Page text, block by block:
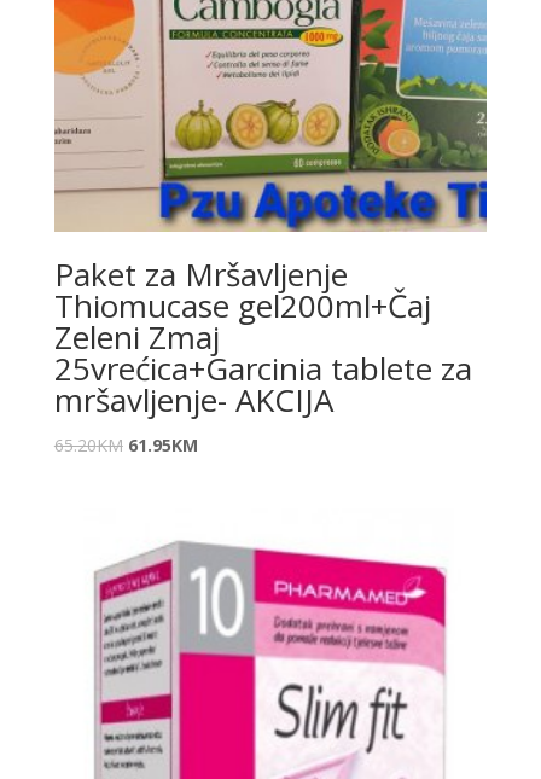
Paket za Mršavljenje
Thiomucase gel200ml+Čaj
Zeleni Zmaj
25vrećica+Garcinia tablete za
mršavljenje- AKCIJA
65.20KM 61.95KM